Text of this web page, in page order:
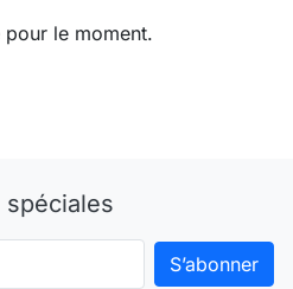
le moment.